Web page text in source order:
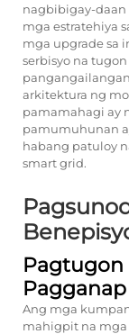
nagbibigay-
mga estratehiya
mga upgrade sa
serbisyo na
arkitektura ng
pamamahagi ay
pamumuhunan
habang patuloy
smart grid.
Pagtugon
Pagganap
Ang mga
mahigpit na